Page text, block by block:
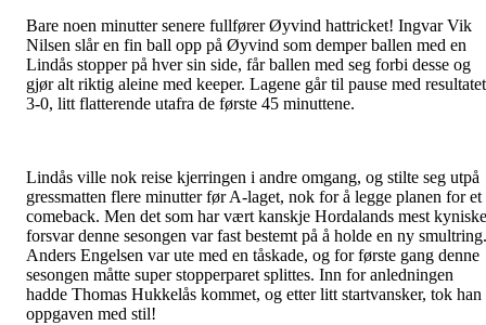
Bare noen minutter senere fullfører Øyvind hattricket! Ingvar Vik
Nilsen slår en fin ball opp på Øyvind som demper ballen med en
Lindås stopper på hver sin side, får ballen med seg forbi desse og
gjør alt riktig aleine med keeper. Lagene går til pause med resultatet
3-0, litt flatterende utafra de første 45 minuttene.
Lindås ville nok reise kjerringen i andre omgang, og stilte seg utpå
gressmatten flere minutter før A-laget, nok for å legge planen for et
comeback. Men det som har vært kanskje Hordalands mest kyniske
forsvar denne sesongen var fast bestemt på å holde en ny smultring.
Anders Engelsen var ute med en tåskade, og for første gang denne
sesongen måtte super stopperparet splittes. Inn for anledningen
hadde Thomas Hukkelås kommet, og etter litt startvansker, tok han
oppgaven med stil!